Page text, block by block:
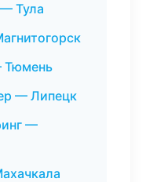
Тула
Тюмень
— Липецк
—